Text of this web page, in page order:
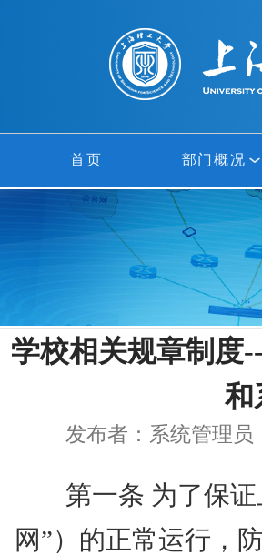
首页 部门概况
网络中心
信息中心
技术中心
学校相关规章制度
和
发布者：系统管理员
第一条 为了保
网”）的正常运行，